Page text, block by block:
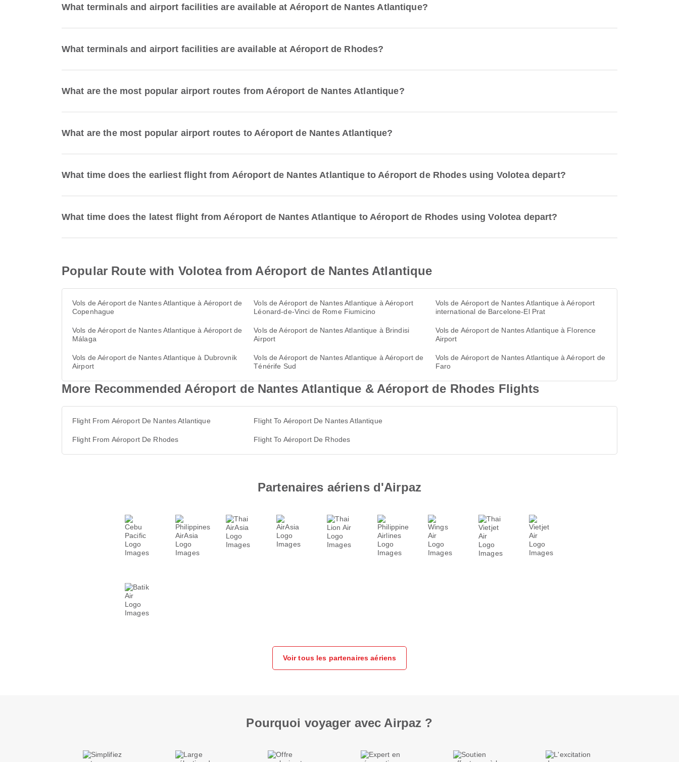
What terminals and airport facilities are available at Aéroport de Nantes Atlantique?
What terminals and airport facilities are available at Aéroport de Rhodes?
What are the most popular airport routes from Aéroport de Nantes Atlantique?
What are the most popular airport routes to Aéroport de Nantes Atlantique?
What time does the earliest flight from Aéroport de Nantes Atlantique to Aéroport de Rhodes using Volotea depart?
What time does the latest flight from Aéroport de Nantes Atlantique to Aéroport de Rhodes using Volotea depart?
Popular Route with Volotea from Aéroport de Nantes Atlantique
Vols de Aéroport de Nantes Atlantique à Aéroport de
Copenhague
Vols de Aéroport de Nantes Atlantique à Aéroport
Léonard-de-Vinci de Rome Fiumicino
Vols de Aéroport de Nantes Atlantique à Aéroport
international de Barcelone-El Prat
Vols de Aéroport de Nantes Atlantique à Aéroport de
Málaga
Vols de Aéroport de Nantes Atlantique à Brindisi
Airport
Vols de Aéroport de Nantes Atlantique à Florence
Airport
Vols de Aéroport de Nantes Atlantique à Dubrovnik
Airport
Vols de Aéroport de Nantes Atlantique à Aéroport de
Ténérife Sud
Vols de Aéroport de Nantes Atlantique à Aéroport de
Faro
More Recommended Aéroport de Nantes Atlantique & Aéroport de Rhodes Flights
Flight From Aéroport De Nantes Atlantique
Flight From Aéroport De Rhodes
Flight To Aéroport De Nantes Atlantique
Flight To Aéroport De Rhodes
Partenaires aériens d'Airpaz
Voir tous les partenaires aériens
Pourquoi voyager avec Airpaz ?